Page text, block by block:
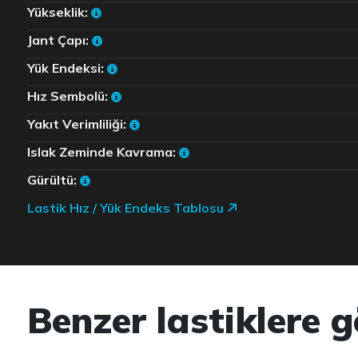
Yükseklik:
Jant Çapı:
Yük Endeksi:
Hız Sembolü:
Yakıt Verimliliği:
Islak Zeminde Kavrama:
Gürültü:
Lastik Hız / Yük Endeks Tablosu
Benzer lastiklere